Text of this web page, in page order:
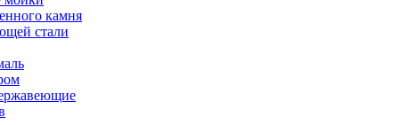
камня
стали